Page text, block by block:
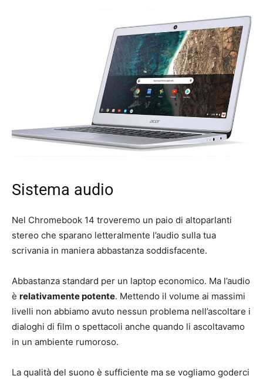
Sistema audio
Nel Chromebook 14 troveremo un paio di altoparlanti
stereo che sparano letteralmente l’audio sulla tua
scrivania in maniera abbastanza soddisfacente.
Abbastanza standard per un laptop economico. Ma l’audio
è relativamente potente. Mettendo il volume ai massimi
livelli non abbiamo avuto nessun problema nell’ascoltare i
dialoghi di film o spettacoli anche quando li ascoltavamo
in un ambiente rumoroso.
La qualità del suono è sufficiente ma se vogliamo goderci